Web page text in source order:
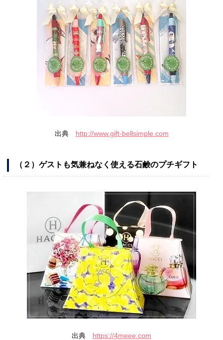
出典 http://www.gift-bellsimple.com
（２）ゲストも気兼ねなく使える石鹸のプチギフト
出典 https://4meee.com